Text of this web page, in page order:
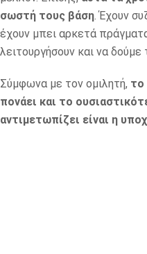
σωστή τους βάση. Έχουν
έχουν μπει αρκετά
λειτουργήσουν και να δούμε
Σύμφωνα με τον ομιλητή, το
πονάει και το
αντιμετωπίζει είναι η